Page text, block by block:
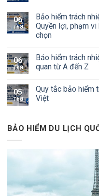
06
Th8
Bảo hiểm trách
Quyền lợi, phạm
chọn
06
Th8
Bảo hiểm trách
quan từ A đến Z
05
Th8
Quy tắc bảo hiểm
Việt
BẢO HIỂM DU LỊCH